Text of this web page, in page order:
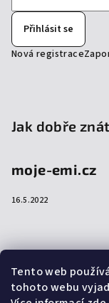
Tento web
tohoto webu
Přihlásit se
Nová registrace
Jak dobře
moje-emi.cz
16.5.2022
Přijímáme